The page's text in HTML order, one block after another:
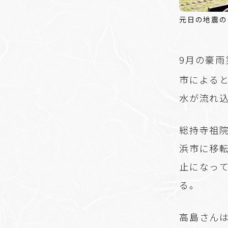
元日の地震
9月の豪
市による
水が流れ
総持寺祖
浜市に移
止になっ
る。
高島さん